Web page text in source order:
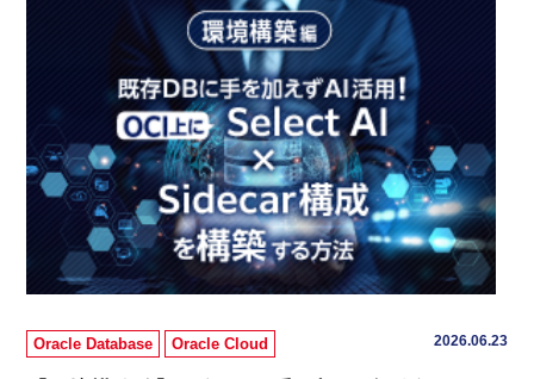
Oracle Database Oracle Cloud 2026.06.23